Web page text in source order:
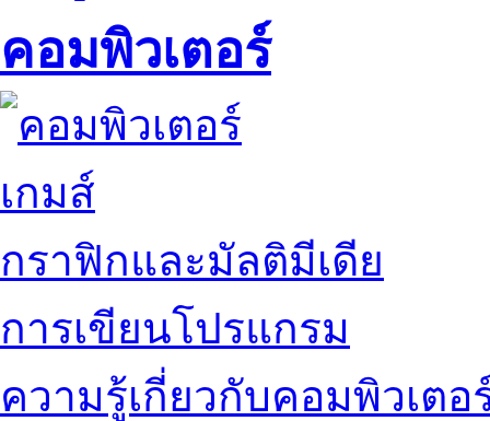
คอมพิวเตอร์
เกมส์
กราฟิกและมัลติมีเดีย
การเขียนโปรแกรม
ความรู้เกี่ยวกับคอมพิวเตอ